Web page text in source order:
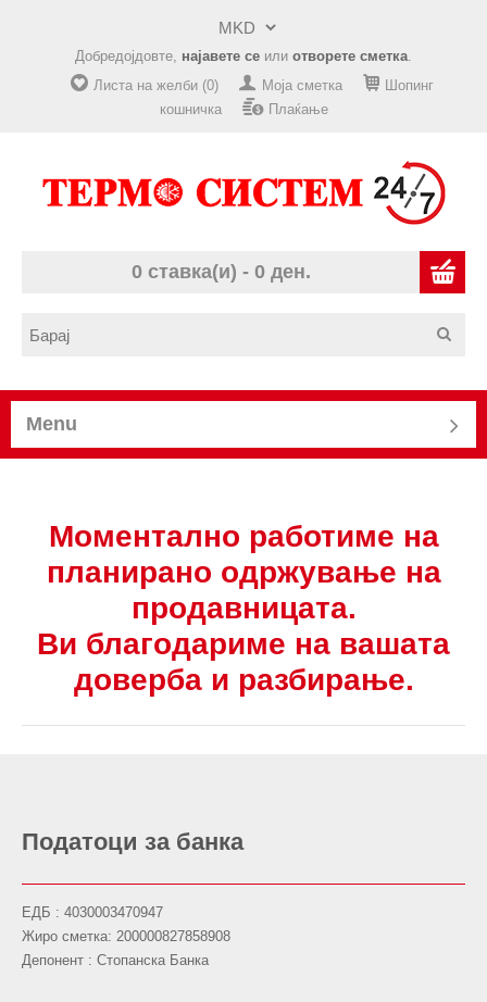
Добредојдовте, најавете се или отворете сметка.
Листа на желби (0)
Моја сметка
Шопинг
кошничка
Плаќање
0 ставка(и) - 0 ден.
Menu
Моментално работиме на
планирано одржување на
продавницата.
Ви благодариме на вашата
доверба и разбирање.
Податоци за банка
ЕДБ : 4030003470947
Жиро сметка: 200000827858908
Депонент : Стопанска Банка